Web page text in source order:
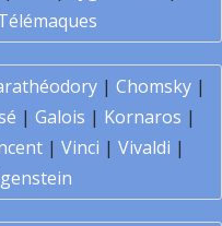
| Chomsky|
| Galois | Kornaros |
| Vinci | Vivaldi |